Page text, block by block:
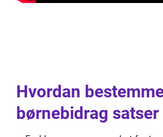
Hvordan
børnebidrag satser